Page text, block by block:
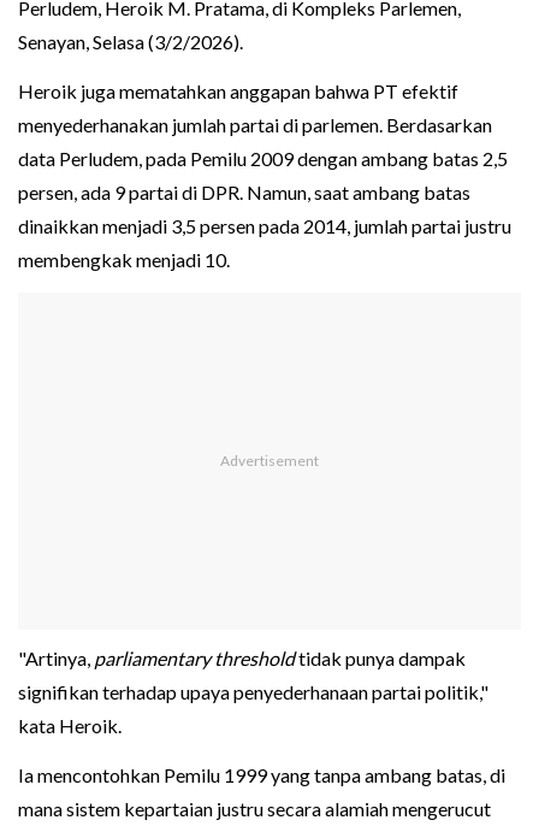
Perludem, Heroik M. Pratama, di Kompleks Parlemen,
Senayan, Selasa (3/2/2026).
Heroik juga mematahkan anggapan bahwa PT efektif
menyederhanakan jumlah partai di parlemen. Berdasarkan
data Perludem, pada Pemilu 2009 dengan ambang batas 2,5
persen, ada 9 partai di DPR. Namun, saat ambang batas
dinaikkan menjadi 3,5 persen pada 2014, jumlah partai justru
membengkak menjadi 10.
"Artinya, parliamentary thresholdtidak punya dampak
signifikan terhadap upaya penyederhanaan partai politik,"
kata Heroik.
Ia mencontohkan Pemilu 1999 yang tanpa ambang batas, di
mana sistem kepartaian justru secara alamiah mengerucut